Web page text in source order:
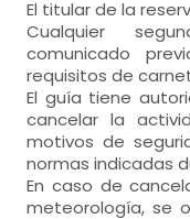
El titular de la
Cualquier
comunicado
requisitos de
El guía tiene
cancelar la
motivos de
normas indicadas
En caso de
meteorología, se